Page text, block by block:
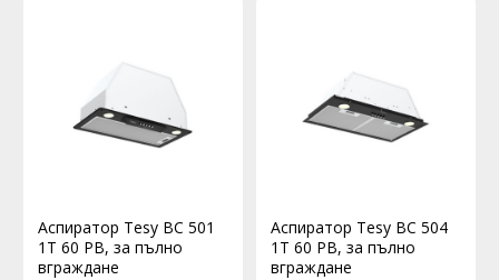
Аспиратор Tesy BC 501
1T 60 PB, за пълно
вграждане
Аспиратор Tesy BC 504
1T 60 PB, за пълно
вграждане